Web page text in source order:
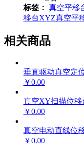
标签： 真空平移
移台XYZ真空平
相关商品
垂直驱动真空定
￥0.00
真空XY扫描位移
￥0.00
真空电动直线位
￥0.00